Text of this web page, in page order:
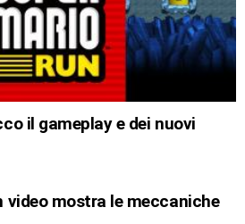
il gameplay e dei nuovi
video mostra le meccaniche